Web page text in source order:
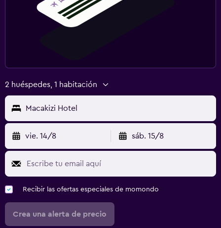
2 huéspedes, 1 habitación
Macakizi Hotel
vie. 14/8 sáb. 15/8
Recibir las ofertas especiales de momondo
Crea una alerta de precio